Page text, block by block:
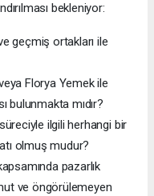
bekleniyor:
geçmiş ortakları ile
Florya Yemek ile
bulunmakta mıdır?
ilgili herhangi bir
olmuş mudur?
pazarlık
ve öngörülemeyen